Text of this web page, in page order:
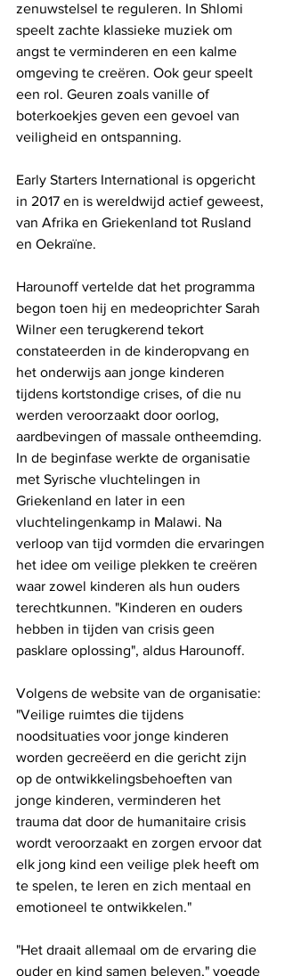
zenuwstelsel te reguleren. In Shlomi
speelt zachte klassieke muziek om
angst te verminderen en een kalme
omgeving te creëren. Ook geur speelt
een rol. Geuren zoals vanille of
boterkoekjes geven een gevoel van
veiligheid en ontspanning.
Early Starters International is opgericht
in 2017 en is wereldwijd actief geweest,
van Afrika en Griekenland tot Rusland
en Oekraïne.
Harounoff vertelde dat het programma
begon toen hij en medeoprichter Sarah
Wilner een terugkerend tekort
constateerden in de kinderopvang en
het onderwijs aan jonge kinderen
tijdens kortstondige crises, of die nu
werden veroorzaakt door oorlog,
aardbevingen of massale ontheemding.
In de beginfase werkte de organisatie
met Syrische vluchtelingen in
Griekenland en later in een
vluchtelingenkamp in Malawi. Na
verloop van tijd vormden die ervaringen
het idee om veilige plekken te creëren
waar zowel kinderen als hun ouders
terechtkunnen. "Kinderen en ouders
hebben in tijden van crisis geen
pasklare oplossing", aldus Harounoff.
Volgens de website van de organisatie:
"Veilige ruimtes die tijdens
noodsituaties voor jonge kinderen
worden gecreëerd en die gericht zijn
op de ontwikkelingsbehoeften van
jonge kinderen, verminderen het
trauma dat door de humanitaire crisis
wordt veroorzaakt en zorgen ervoor dat
elk jong kind een veilige plek heeft om
te spelen, te leren en zich mentaal en
emotioneel te ontwikkelen."
"Het draait allemaal om de ervaring die
ouder en kind samen beleven," voegde